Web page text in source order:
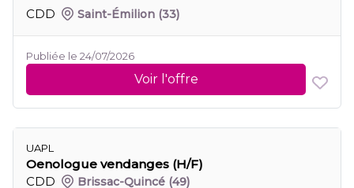
CDD
Saint-Émilion (33)
Publiée le 24/07/2026
Voir l'offre
UAPL
Oenologue vendanges (H/F)
CDD
Brissac-Quincé (49)